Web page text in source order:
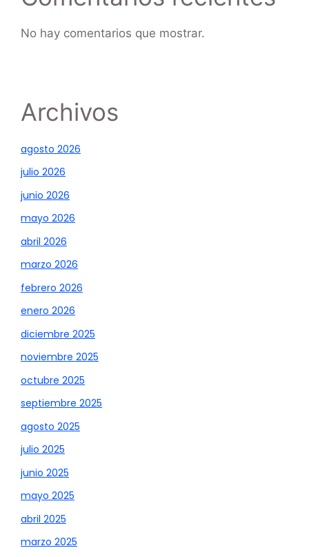
No hay comentarios que mostrar.
Archivos
agosto 2026
julio 2026
junio 2026
mayo 2026
abril 2026
marzo 2026
febrero 2026
enero 2026
diciembre 2025
noviembre 2025
octubre 2025
septiembre 2025
agosto 2025
julio 2025
junio 2025
mayo 2025
abril 2025
marzo 2025